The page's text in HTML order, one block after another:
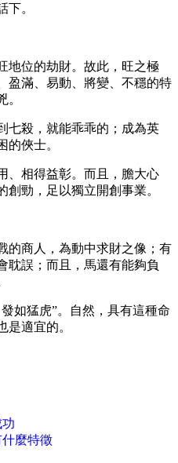
下。
地位的劫財。故此，旺之極
盈滿、易動、將變、不穩的特
。
七殺，就能乖乖的；成為英
的俠士。
、相得益彰。而且，膽大心
勁，足以獨立開創事業。
的商人，為動中求財之像；有
耽誤；而且，馬還有能夠負
如猛虎”。自然，具有這種命
是適宜的。
麼特徵